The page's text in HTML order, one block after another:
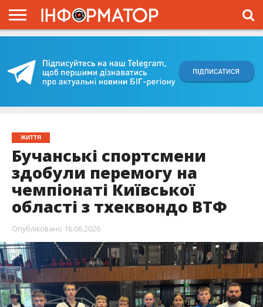
ПРОЄКТ
ЖИТТЯ
Бучанські спортсмени
здобули перемогу на
чемпіонаті Київської
області з тхеквондо ВТФ
Опубліковано 16.06.2026